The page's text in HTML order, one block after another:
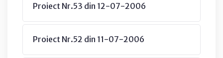
Proiect Nr.53 din 12-07-2006
Proiect Nr.52 din 11-07-2006